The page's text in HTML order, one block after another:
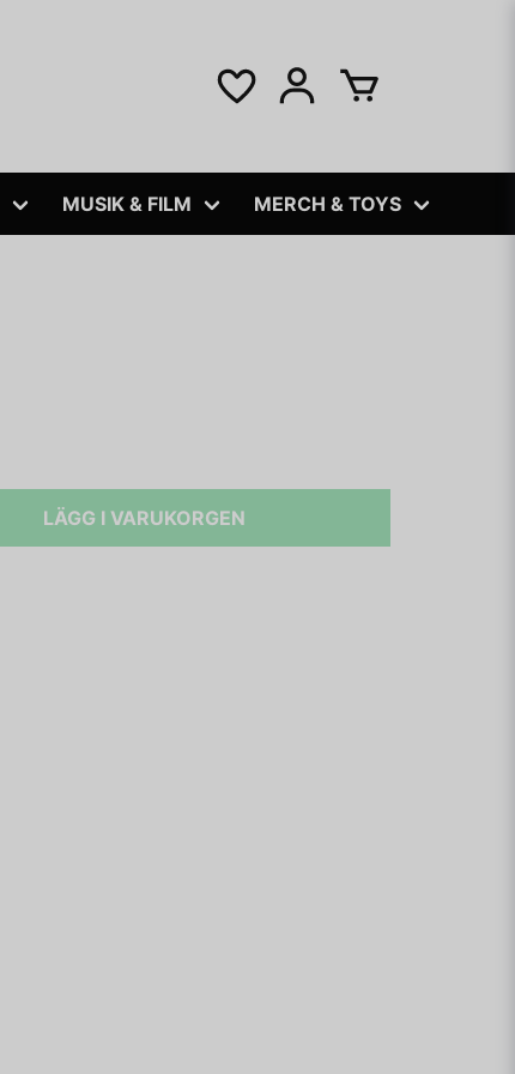
MUSIK & FILM MERCH & TOYS
LÄGG I VARUKORGEN